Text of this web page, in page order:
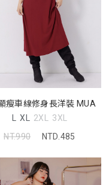
瘦車線修身長洋裝 MUA
L XL 2XL 3XL
NT.990
NTD.485